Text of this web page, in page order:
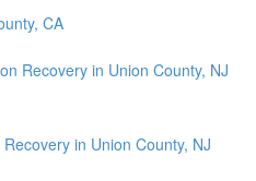
CA
in Union County, NJ